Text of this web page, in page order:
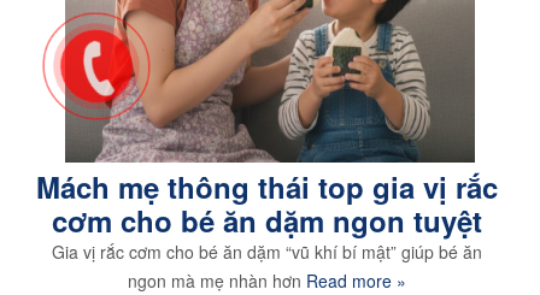
Mách mẹ thông thái top gia vị rắc
cơm cho bé ăn dặm ngon tuyệt
Gia vị rắc cơm cho bé ăn dặm “vũ khí bí mật” giúp bé ăn
ngon mà mẹ nhàn hơn Read more »